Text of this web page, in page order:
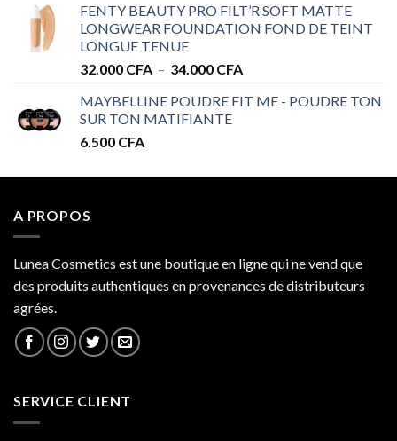
28.000 CFA
à
FENTY BEAUTY PRO FILT’R SOFT MATTE
LONGWEAR FOUNDATION FOND DE TEINT
LONGUE TENUE
32.000 CFA – 34.000 CFA
prix :
MAYBELLINE POUDRE FIT ME - POUDRE TON
SUR TON MATIFIANTE
6.500 CFA
A PROPOS
Lunea Cosmetics est une boutique en ligne qui ne vend que
des produits authentiques en provenances de distributeurs
agrées.
SERVICE CLIENT